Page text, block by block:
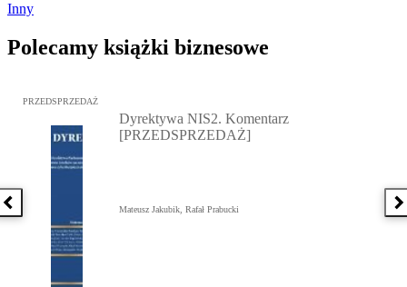
Inny
Polecamy książki biznesowe
Poprzednia książka
Przejdź do: Dyrektywa NIS2. Komentarz [PRZEDSPRZEDAŻ],
PRZEDSPRZEDAŻ
Dyrektywa NIS2. Komentarz
[PRZEDSPRZEDAŻ]
Mateusz Jakubik, Rafał Prabucki